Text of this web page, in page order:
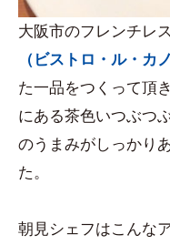
大阪市のフレンチレ
（ビストロ・ル・カ
た一品をつくって頂
にある茶色いつぶつ
のうまみがしっかり
た。
朝見シェフはこんな